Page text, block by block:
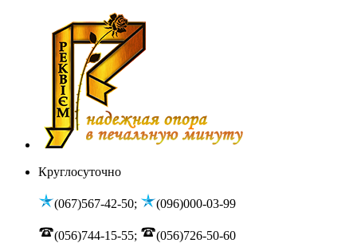
Круглосуточно
(067)567-42-50; (096)000-03-99
(056)744-15-55; (056)726-50-60